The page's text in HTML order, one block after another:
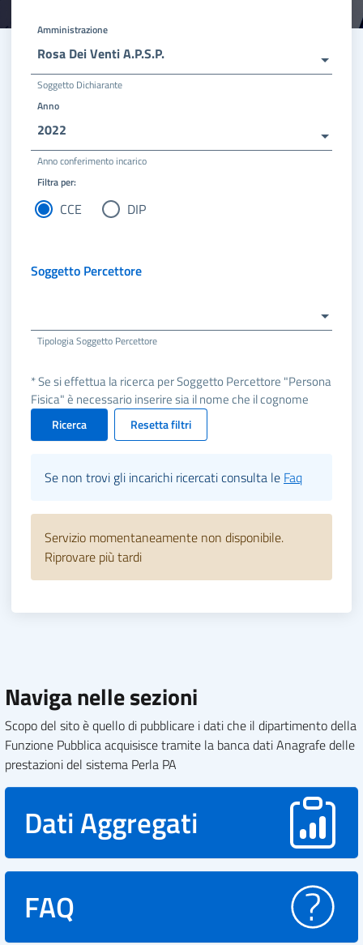
Amministrazione
Rosa Dei Venti A.P.S.P.
Soggetto Dichiarante
Anno
2022
Anno conferimento incarico
Filtra per:
CCE DIP
Soggetto Percettore
Tipologia Soggetto Percettore
* Se si effettua la ricerca per Soggetto Percettore "Persona
Fisica" è necessario inserire sia il nome che il cognome
Ricerca Resetta filtri
Se non trovi gli incarichi ricercati consulta le Faq
Servizio momentaneamente non disponibile.
Riprovare più tardi
Naviga nelle sezioni
Scopo del sito è quello di pubblicare i dati che il dipartimento della
Funzione Pubblica acquisisce tramite la banca dati Anagrafe delle
prestazioni del sistema Perla PA
Dati Aggregati
FAQ